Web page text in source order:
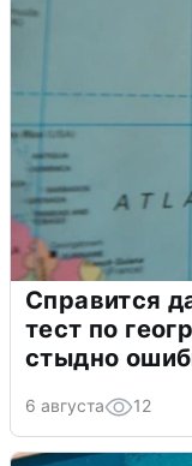
Справится
тест по
стыдно
6 августа 12